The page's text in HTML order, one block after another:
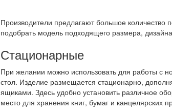
Производители предлагают большое количество
подобрать модель подходящего размера,
Стационарные
При желании можно использовать для работы с
стол. Изделие размещается стационарно,
ящиками. Здесь удобно установить различное
место для хранения книг, бумаг и канцелярских